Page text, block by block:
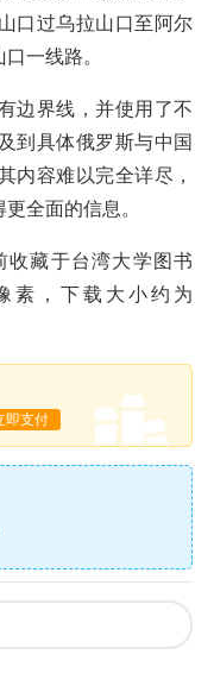
口过乌拉山口至阿尔
一线路。
边界线，并使用了不
到具体俄罗斯与中国
内容难以完全详尽，
全面的信息。
收藏于台湾大学图书
素，下载大小约为
即支付